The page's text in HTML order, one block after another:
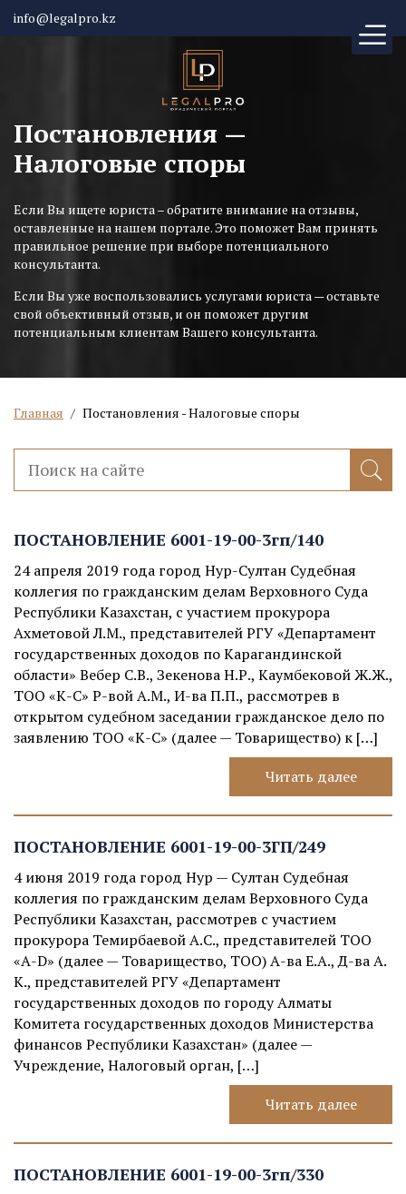
info@legalpro.kz
Постановления —
Налоговые споры
Если Вы ищете юриста – обратите внимание на отзывы,
оставленные на нашем портале. Это поможет Вам принять
правильное решение при выборе потенциального
консультанта.
Если Вы уже воспользовались услугами юриста — оставьте
свой объективный отзыв, и он поможет другим
потенциальным клиентам Вашего консультанта.
Главная / Постановления - Налоговые споры
ПОСТАНОВЛЕНИЕ 6001-19-00-3гп/140
24 апреля 2019 года город Нур-Султан Судебная
коллегия по гражданским делам Верховного Суда
Республики Казахстан, с участием прокурора
Ахметовой Л.М., представителей РГУ «Департамент
государственных доходов по Карагандинской
области» Вебер С.В., Зекенова Н.Р., Каумбековой Ж.Ж.,
ТОО «К-С» Р-вой А.М., И-ва П.П., рассмотрев в
открытом судебном заседании гражданское дело по
заявлению ТОО «К-С» (далее — Товарищество) к […]
Читать далее
ПОСТАНОВЛЕНИЕ 6001-19-00-3ГП/249
4 июня 2019 года город Нур — Султан Судебная
коллегия по гражданским делам Верховного Суда
Республики Казахстан, рассмотрев с участием
прокурора Темирбаевой А.С., представителей ТОО
«А-D» (далее — Товарищество, ТОО) А-ва Е.А., Д-ва А.
К., представителей РГУ «Департамент
государственных доходов по городу Алматы
Комитета государственных доходов Министерства
финансов Республики Казахстан» (далее —
Учреждение, Налоговый орган, […]
Читать далее
ПОСТАНОВЛЕНИЕ 6001-19-00-3гп/330